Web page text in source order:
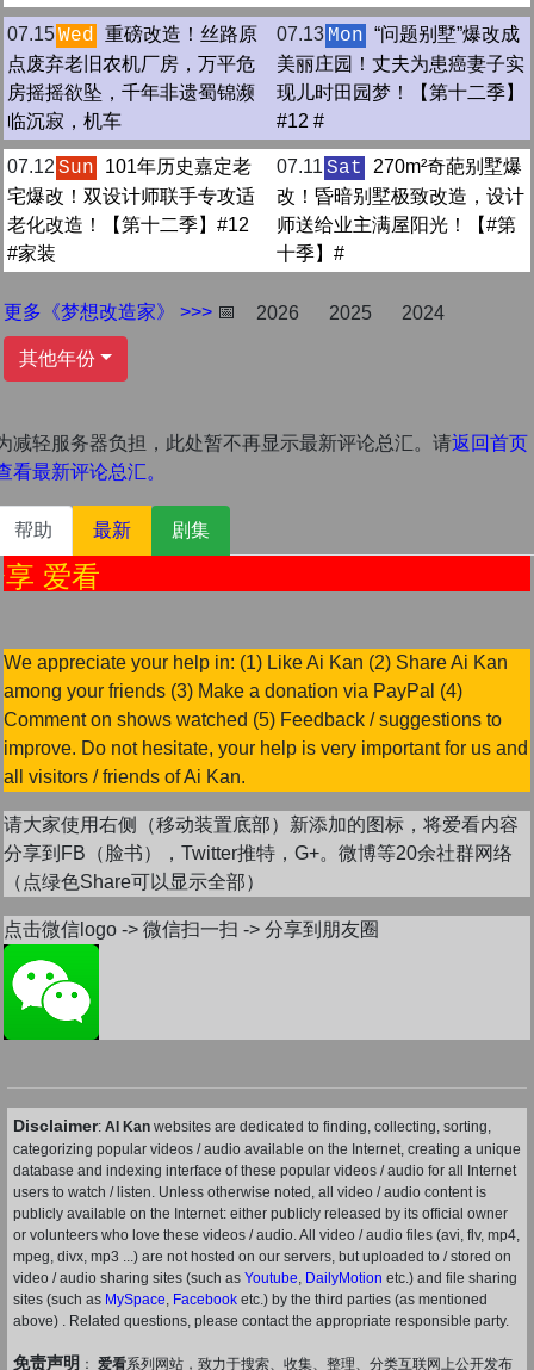
07.15Wed 重磅改造！丝路原
点废弃老旧农机厂房，万平危
房摇摇欲坠，千年非遗蜀锦濒
临沉寂，机车
07.13 Mon “问题别墅”爆改成
美丽庄园！丈夫为患癌妻子实
现儿时田园梦！【第十二季】
#12 #
07.12 Sun
101年历史嘉定老
宅爆改！双设计师联手专攻适
老化改造！【第十二季】#12
#家装
07.11 Sat
270m²奇葩别墅爆
改！昏暗别墅极致改造，设计
师送给业主满屋阳光！【#第
十季】#
更多《梦想改造家》 >>> 📅 2026 2025 2024
其他年份
减轻服务器负担，此处暂不再显示最新评论总汇。请返回首页
看最新评论总汇。
帮助 最新 剧集
爱看
We appreciate your help in: (1) Like Ai Kan (2) Share Ai Kan
among your friends (3) Make a donation via PayPal (4)
Comment on shows watched (5) Feedback / suggestions to
improve. Do not hesitate, your help is very important for us and
all visitors / friends of Ai Kan.
请大家使用右侧（移动装置底部）新添加的图标，将爱看内容
分享到FB（脸书），Twitter推特，G+。微博等20余社群网络
（点绿色Share可以显示全部）
点击微信logo -> 微信扫一扫 -> 分享到朋友圈
Disclaimer: AI Kan websites are dedicated to finding, collecting, sorting,
categorizing popular videos / audio available on the Internet, creating a unique
database and indexing interface of these popular videos / audio for all Internet
users to watch / listen. Unless otherwise noted, all video / audio content is
publicly available on the Internet: either publicly released by its official owner
or volunteers who love these videos / audio. All video / audio files (avi, flv, mp4,
mpeg, divx, mp3 ...) are not hosted on our servers, but uploaded to / stored on
video / audio sharing sites (such as Youtube DailyMotion etc.) and file sharing
sites (such as MySpace Facebook etc.) by the third parties (as mentioned
above) . Related questions, please contact the appropriate responsible party.
免责声明 ： 爱看系列网站，致力于搜索、收集、整理、分类互联网上公开发布